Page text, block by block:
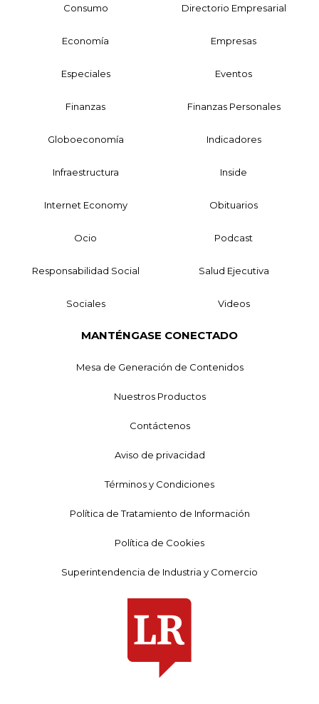
Consumo Directorio Empresarial
Economía Empresas
Especiales Eventos
Finanzas Finanzas Personales
Globoeconomía Indicadores
Infraestructura Inside
Internet Economy Obituarios
Ocio Podcast
Responsabilidad Social Salud Ejecutiva
Sociales Videos
MANTÉNGASE CONECTADO
Mesa de Generación de Contenidos
Nuestros Productos
Contáctenos
Aviso de privacidad
Términos y Condiciones
Política de Tratamiento de Información
Política de Cookies
Superintendencia de Industria y Comercio